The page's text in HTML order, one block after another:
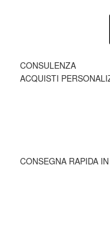
CONSULENZA
ACQUISTI
CONSEGNA RAPIDA